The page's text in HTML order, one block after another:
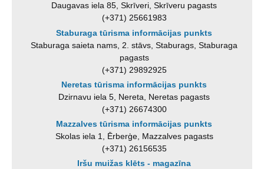
Daugavas iela 85, Skrīveri, Skrīveru pagasts
(+371) 25661983
Staburaga tūrisma informācijas punkts
Staburaga saieta nams, 2. stāvs, Staburags, Staburaga
pagasts
(+371) 29892925
Neretas tūrisma informācijas punkts
Dzirnavu iela 5, Nereta, Neretas pagasts
(+371) 26674300
Mazzalves tūrisma informācijas punkts
Skolas iela 1, Ērberģe, Mazzalves pagasts
(+371) 26156535
Iršu muižas klēts - magazīna